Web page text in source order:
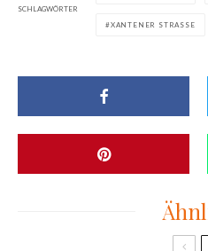
SCHLAGWÖRTER
XANTENER STRASSE